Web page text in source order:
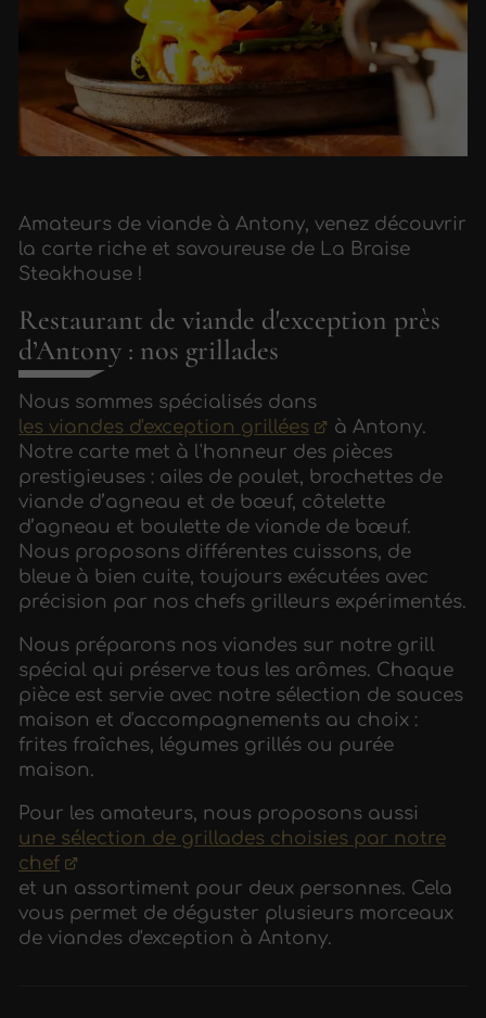
Amateurs de viande à Antony, venez découvrir
la carte riche et savoureuse de La Braise
Steakhouse !
Restaurant de viande d'exception près
d’Antony : nos grillades
Nous sommes spécialisés dans
les viandes d'exception grillées
à Antony.
Notre carte met à l'honneur des pièces
prestigieuses : ailes de poulet, brochettes de
viande d’agneau et de bœuf, côtelette
d’agneau et boulette de viande de bœuf.
Nous proposons différentes cuissons, de
bleue à bien cuite, toujours exécutées avec
précision par nos chefs grilleurs expérimentés.
Nous préparons nos viandes sur notre grill
spécial qui préserve tous les arômes. Chaque
pièce est servie avec notre sélection de sauces
maison et d'accompagnements au choix :
frites fraîches, légumes grillés ou purée
maison.
Pour les amateurs, nous proposons aussi
une sélection de grillades choisies par notre
chef
et un assortiment pour deux personnes. Cela
vous permet de déguster plusieurs morceaux
de viandes d'exception à Antony.